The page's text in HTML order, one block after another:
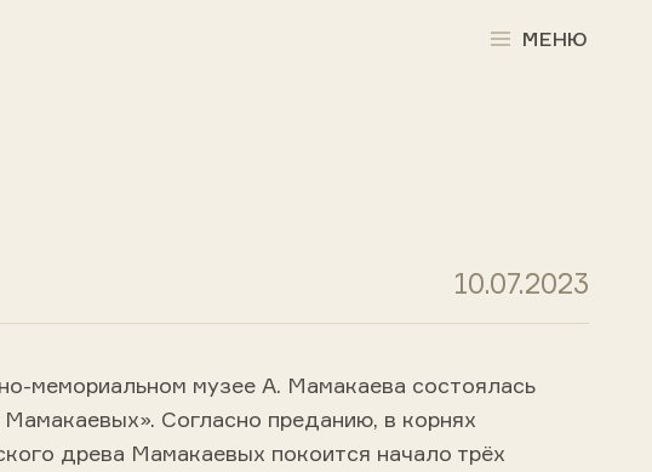
МЕНЮ
10.07.2023
мемориальном музее А. Мамакаева состоялась
Согласно преданию, в корнях
древа Мамакаевых покоится начало трёх